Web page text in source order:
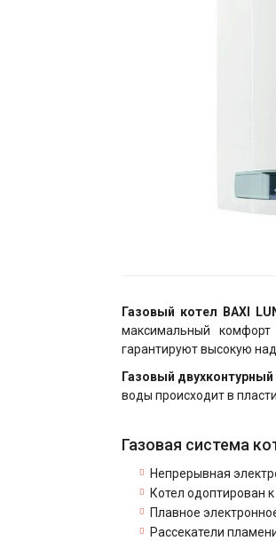
Газовый котел BAXI
максимальный
гарантируют высокую
Газовый
воды происходит в
Газовая система
Непрерывная
Котел одоптирован
Плавное
Рассекатели